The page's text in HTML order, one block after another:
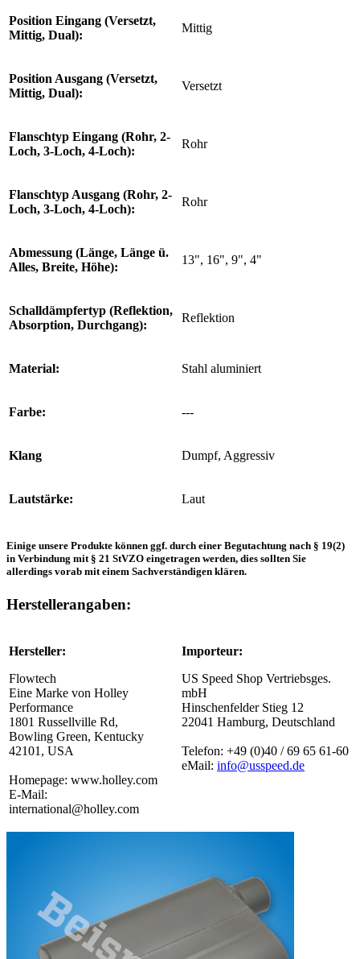
Position Eingang (Versetzt,
Mittig, Dual):
Mittig
Position Ausgang (Versetzt,
Mittig, Dual):
Versetzt
Flanschtyp Eingang (Rohr, 2-
Loch, 3-Loch, 4-Loch):
Rohr
Flanschtyp Ausgang (Rohr, 2-
Loch, 3-Loch, 4-Loch):
Rohr
Abmessung (Länge, Länge ü.
Alles, Breite, Höhe):
13", 16", 9", 4"
Schalldämpfertyp (Reflektion,
Absorption, Durchgang):
Reflektion
Material: Stahl aluminiert
Farbe: ---
Klang Dumpf, Aggressiv
Lautstärke: Laut
Einige unsere Produkte können ggf. durch einer Begutachtung nach § 19(2)
in Verbindung mit § 21 StVZO eingetragen werden, dies sollten Sie
allerdings vorab mit einem Sachverständigen klären.
Herstellerangaben:
Hersteller:
Flowtech
Eine Marke von Holley
Performance
1801 Russellville Rd,
Bowling Green, Kentucky
42101, USA
Homepage: www.holley.com
E-Mail:
international@holley.com
Importeur:
US Speed Shop Vertriebsges.
mbH
Hinschenfelder Stieg 12
22041 Hamburg, Deutschland
Telefon: +49 (0)40 / 69 65 61-60
eMail: info@usspeed.de